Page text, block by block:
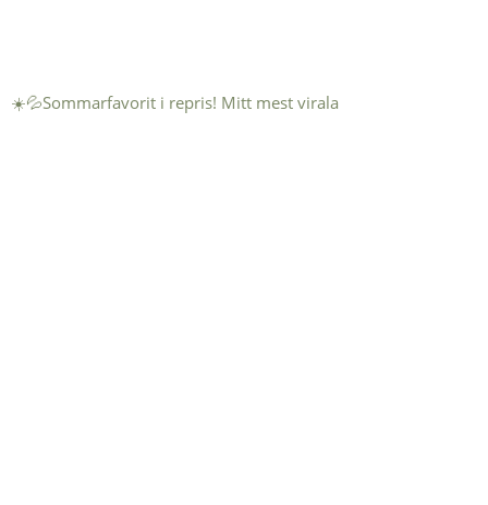
☀️💦Sommarfavorit i repris! Mitt mest virala